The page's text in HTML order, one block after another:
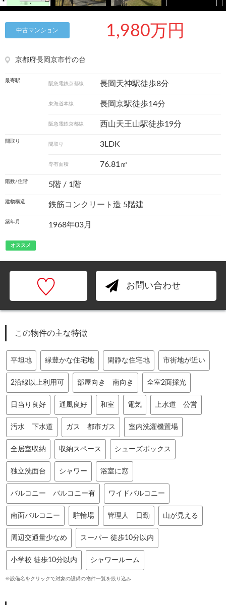
中古マンション 1,980万円
京都府長岡京市竹の台
最寄駅
阪急電鉄京都線 長岡天神駅徒歩8分
東海道本線 長岡京駅徒歩14分
阪急電鉄京都線 西山天王山駅徒歩19分
間取り
間取り 3LDK
専有面積 76.81㎡
階数/住階 5階 / 1階
建物構造 鉄筋コンクリート造 5階建
築年月 1968年03月
オススメ
お問い合わせ
この物件の主な特徴
平坦地 緑豊かな住宅地 閑静な住宅地 市街地が近い
2沿線以上利用可 部屋向き 南向き 全室2面採光
日当り良好 通風良好 和室 電気 上水道 公営
汚水 下水道 ガス 都市ガス 室内洗濯機置場
全居室収納 収納スペース シューズボックス
独立洗面台 シャワー 浴室に窓
バルコニー バルコニー有 ワイドバルコニー
南面バルコニー 駐輪場 管理人 日勤 山が見える
周辺交通量少なめ スーパー 徒歩10分以内
小学校 徒歩10分以内 シャワールーム
※設備名をクリックで対象の設備の物件一覧を絞り込み